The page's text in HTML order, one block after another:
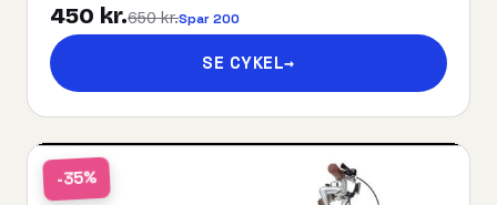
450 kr.650 kr.Spar 200
SE CYKEL→
-35%